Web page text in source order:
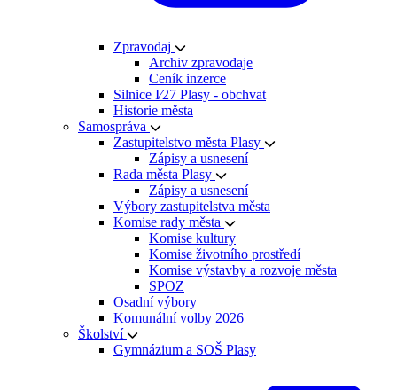
Zpravodaj
Archiv zpravodaje
Ceník inzerce
Silnice I⁄27 Plasy - obchvat
Historie města
Samospráva
Zastupitelstvo města Plasy
Zápisy a usnesení
Rada města Plasy
Zápisy a usnesení
Výbory zastupitelstva města
Komise rady města
Komise kultury
Komise životního prostředí
Komise výstavby a rozvoje města
SPOZ
Osadní výbory
Komunální volby 2026
Školství
Gymnázium a SOŠ Plasy